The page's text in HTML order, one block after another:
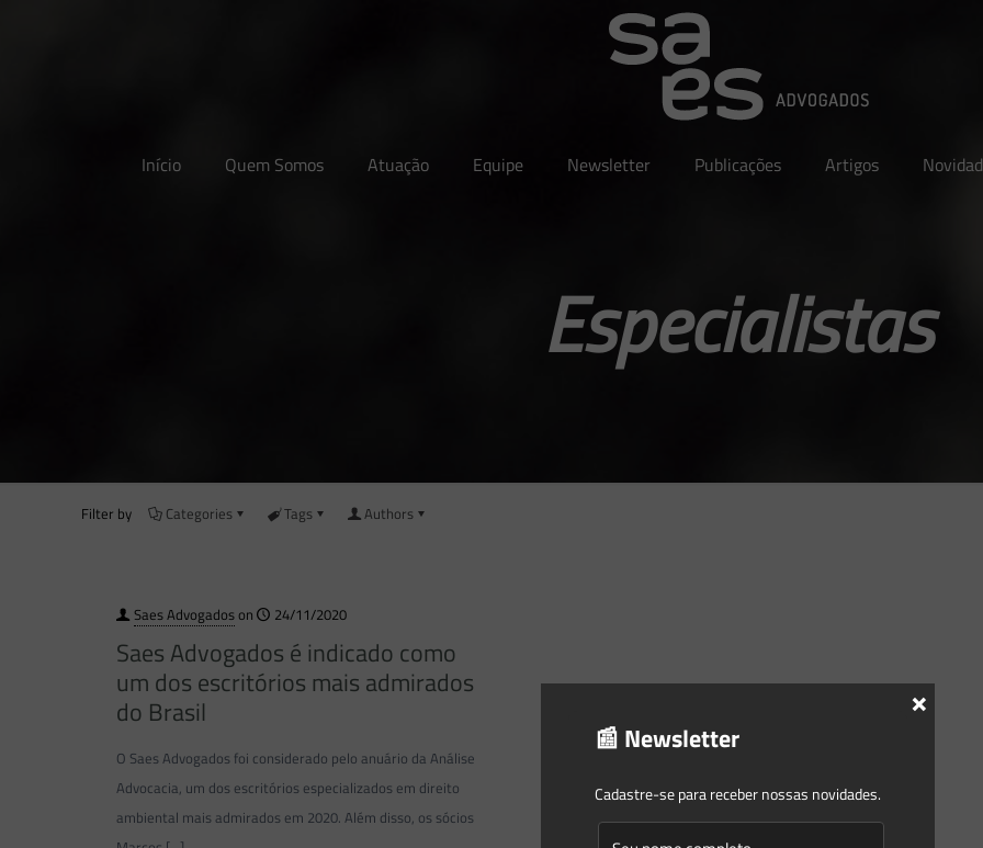
Início Quem Somos Atuação Equipe Newsletter Publicações Artigos
Especialistas
Filter by Categories Tags Authors
Saes Advogadoson 24/11/2020
Saes Advogados é indicado como
um dos escritórios mais admirados
do Brasil
O Saes Advogados foi considerado pelo anuário da Análise
Advocacia, um dos escritórios especializados em direito
ambiental mais admirados em 2020. Além disso, os sócios
📰 Newsletter
Cadastre-se para receber nossas novidades.
×